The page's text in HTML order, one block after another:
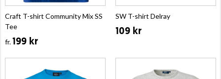
Craft T-shirt Community Mix SS
Tee
fr.199 kr
SW T-shirt Delray
109 kr